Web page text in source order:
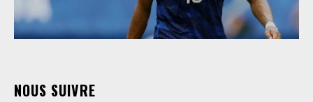
NOUS SUIVRE